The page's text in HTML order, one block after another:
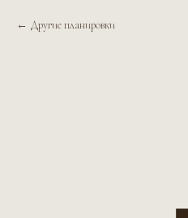
Другие планировки